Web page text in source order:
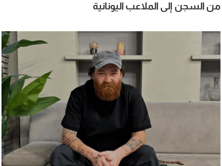
من السجن إلى الملاعب اليونانية